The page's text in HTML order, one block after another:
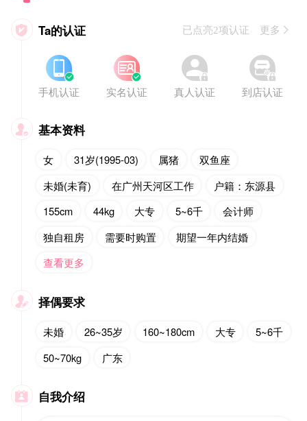
 Ta的认证 已点亮2项认证 更多


手机认证


实名认证


真人认证


到店认证
 基本资料
女 31岁(1995-03) 属猪
双鱼座
未婚(未育)
在广州天河区工作
户籍：东源县
155cm
44kg 大专 5~6千
会计师
独自租房
需要时购置
期望一年内结婚
查看更多
 择偶要求
未婚 26~35岁 160~180cm 大专
5~6千
50~70kg
广东
 自我介绍